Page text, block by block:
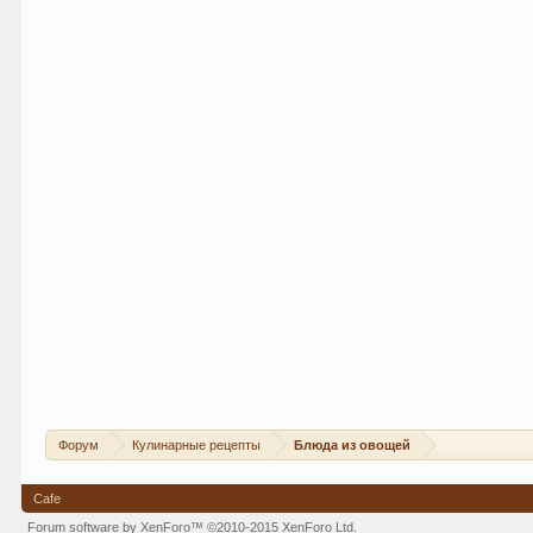
Форум Кулинарные рецепты Блюда из овощей
Cafe
Forum software by XenForo™©2010-2015 XenForo Ltd.